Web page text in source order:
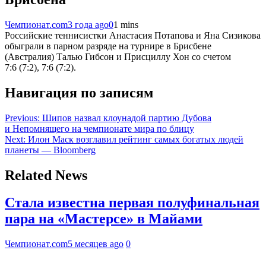
Чемпионат.com3 года ago01 mins
Российские теннисистки Анастасия Потапова и Яна Сизикова
обыграли в парном разряде на турнире в Брисбене
(Австралия) Талью Гибсон и Присциллу Хон со счетом
7:6 (7:2), 7:6 (7:2).
Навигация по записям
Previous: Шипов назвал клоунадой партию Дубова
и Непомнящего на чемпионате мира по блицу
Next: Илон Маск возглавил рейтинг самых богатых людей
планеты — Bloomberg
Related News
Стала известна первая полуфинальная
пара на «Мастерсе» в Майами
Чемпионат.com5 месяцев ago 0